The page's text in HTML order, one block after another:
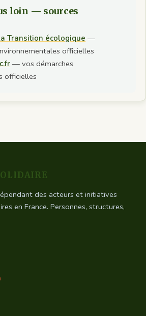
loin — sources
Transition écologique —
officielles
— vos démarches
officielles
des acteurs et initiatives
en France. Personnes, structures,